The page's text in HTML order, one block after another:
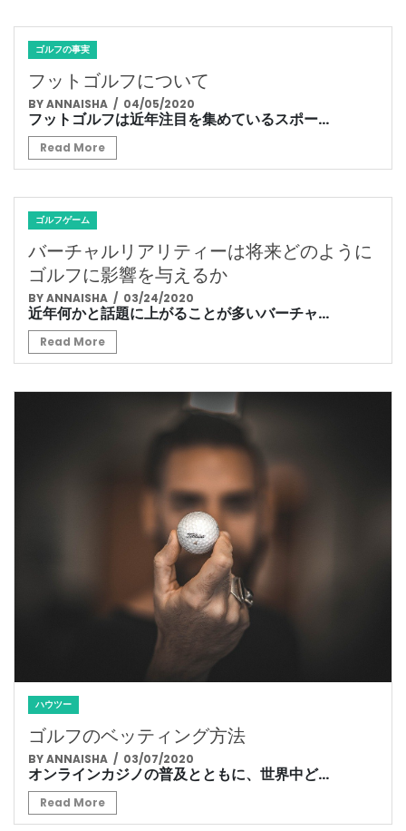
ゴルフの事実
フットゴルフについて
BY ANNAISHA / 04/05/2020
フットゴルフは近年注目を集めているスポー...
Read More
ゴルフゲーム
バーチャルリアリティーは将来どのように
ゴルフに影響を与えるか
BY ANNAISHA / 03/24/2020
近年何かと話題に上がることが多いバーチャ...
Read More
ハウツー
ゴルフのベッティング方法
BY ANNAISHA / 03/07/2020
オンラインカジノの普及とともに、世界中ど...
Read More